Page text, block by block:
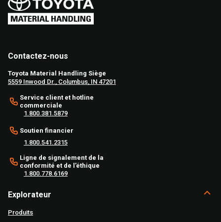
Contactez-nous
Toyota Material Handling Siège
5559 Inwood Dr., Columbus, IN 47201
Service client et hotline
commerciale
1.800.381.5879
Soutien financier
1.800.541.2315
Ligne de signalement de la
conformité et de l’éthique
1.800.778.6169
Explorateur
Produits